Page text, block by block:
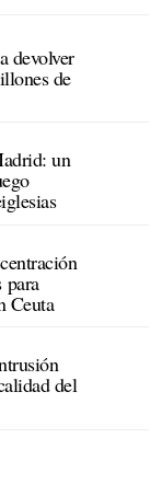
devolver
de
un
para
Ceuta
del